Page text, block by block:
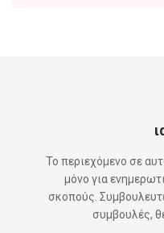
Το περιεχόμενο σε
μόνο για
σκοπούς.
συμβουλές,